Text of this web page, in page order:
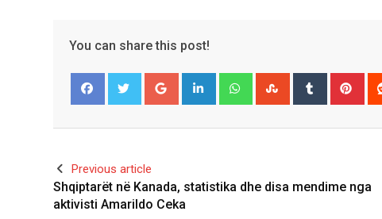
You can share this post!
Google+ LinkedIn WhatsappStumbleUpon
Tumblr
Previous article
Shqiptarët në Kanada, statistika dhe disa mendime nga
aktivisti Amarildo Ceka